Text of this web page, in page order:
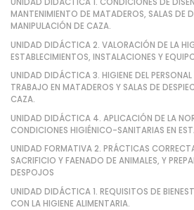
MANTENIMIENTO DE MATADEROS, SALAS DE
MANIPULACIÓN DE CAZA.
UNIDAD DIDÁCTICA 2. VALORACIÓN DE LA
ESTABLECIMIENTOS, INSTALACIONES Y
UNIDAD DIDÁCTICA 3. HIGIENE DEL
TRABAJO EN MATADEROS Y SALAS DE
CAZA.
UNIDAD DIDÁCTICA 4. APLICACIÓN DE LA
CONDICIONES HIGIÉNICO-SANITARIAS EN
UNIDAD FORMATIVA 2. PRÁCTICAS
SACRIFICIO Y FAENADO DE ANIMALES, Y
DESPOJOS
UNIDAD DIDÁCTICA 1. REQUISITOS DE
CON LA HIGIENE ALIMENTARIA.